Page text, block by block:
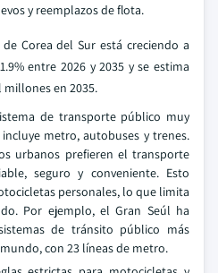
y reemplazos de flota.
Corea del Sur está creciendo a
entre 2026 y 2035 y se estima
millones en 2035.
de transporte público muy
metro, autobuses y trenes.
urbanos prefieren el transporte
seguro y conveniente. Esto
personales, lo que limita
Por ejemplo, el Gran Seúl ha
de tránsito público más
con 23 líneas de metro.